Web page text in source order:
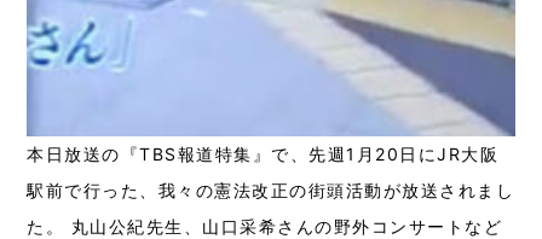
本日放送の『TBS報道特集』で、先週1月20日にJR大阪
駅前で行った、我々の憲法改正の街頭活動が放送されまし
た。 丸山公紀先生、山口采希さんの野外コンサートなど